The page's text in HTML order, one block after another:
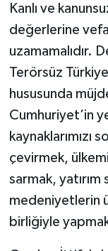
Kanlı ve
değerlerine
uzamamalıdır.
Terörsüz
hususunda
Cumhuriyet’in
kaynaklarımızı
çevirmek,
sarmak,
medeniyetlerin
birliğiyle